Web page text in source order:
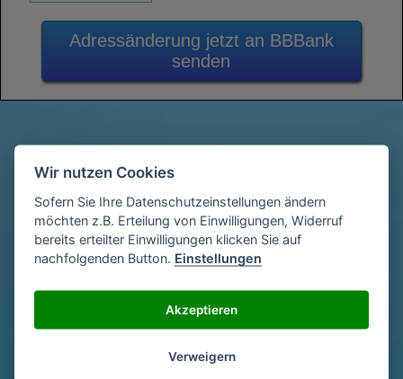
Adressänderung jetzt an BBBank
senden
1
(Diese findest du auf deiner letzen
2
Gib deinen Namen und deine Adresse
Unterschriebe das Schreiben mit deinem
Namen oder lade eine Unterschrift hoch
Wir nutzen Cookies
Sofern Sie Ihre Datenschutzeinstellungen ändern
möchten z.B. Erteilung von Einwilligungen, Widerruf
bereits erteilter Einwilligungen klicken Sie auf
nachfolgenden Button. Einstellungen
Akzeptieren
Verweigern